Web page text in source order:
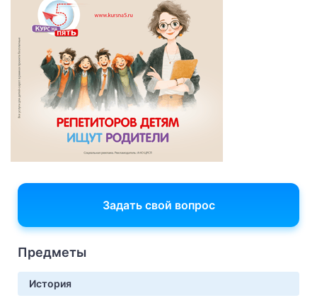
Задать свой вопрос
Предметы
История